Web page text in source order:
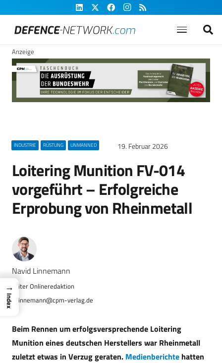
Anzeige
INDUSTRIE RÜSTUNG UNMANNED 19. Februar 2026
Loitering Munition FV-014
vorgeführt – Erfolgreiche
Erprobung von Rheinmetall
Navid Linnemann
n.linnemann@cpm-verlag.de
Beim Rennen um erfolgsversprechende Loitering
Munition eines deutschen Herstellers war Rheinmetall
zuletzt etwas in Verzug geraten. Medienberichte hatten
→
Index